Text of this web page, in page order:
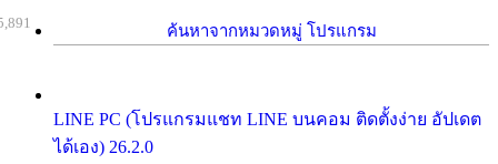
ค้นหาจากหมวดหมู่ โปรแกรม
LINE PC (โปรแกรมแชท LINE บนคอม ติดตั้งง่าย อัปเดต
ได้เอง) 26.2.0